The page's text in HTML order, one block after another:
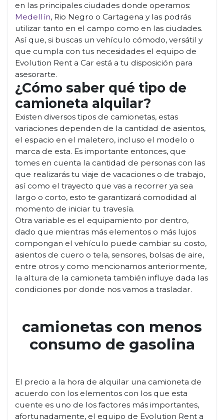
en las principales ciudades donde operamos:
Medellín, Rio Negro o Cartagena y las podrás
utilizar tanto en el campo como en las ciudades.
Así que, si buscas un vehículo cómodo, versátil y
que cumpla con tus necesidades el equipo de
Evolution Rent a Car está a tu disposición para
asesorarte.
¿Cómo saber qué tipo de
camioneta alquilar?
Existen diversos tipos de camionetas, estas
variaciones dependen de la cantidad de asientos,
el espacio en el maletero, incluso el modelo o
marca de esta. Es importante entonces, que
tomes en cuenta la cantidad de personas con las
que realizarás tu viaje de vacaciones o de trabajo,
así como el trayecto que vas a recorrer ya sea
largo o corto, esto te garantizará comodidad al
momento de iniciar tu travesía.
Otra variable es el equipamiento por dentro,
dado que mientras más elementos o más lujos
compongan el vehículo puede cambiar su costo,
asientos de cuero o tela, sensores, bolsas de aire,
entre otros y como mencionamos anteriormente,
la altura de la camioneta también influye dada las
condiciones por donde nos vamos a trasladar.
camionetas con menos
consumo de gasolina
El precio a la hora de alquilar una camioneta de
acuerdo con los elementos con los que esta
cuente es uno de los factores más importantes,
afortunadamente, el equipo de Evolution Rent a